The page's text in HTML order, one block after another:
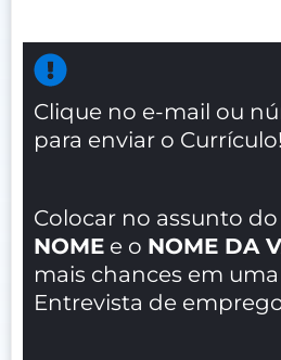
Clique no e-mail ou
para enviar o Currículo!
Colocar no assunto
NOME e o NOME DA
mais chances em
Entrevista de